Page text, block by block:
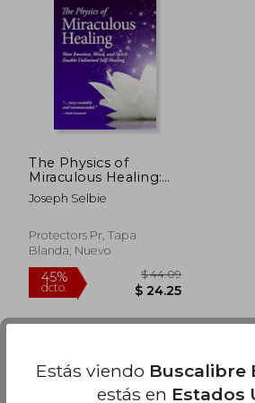
dcto. $ 28.33
The Physics of
Miraculous Healing:
How Emotion, Mind,
and Spirit Enable
Healing (en Inglés)
Joseph Selbie
Protectors Pr, Tapa
Blanda, Nuevo
Se han encontrado pocos
Estás viendo Buscalibre
estás en Estados